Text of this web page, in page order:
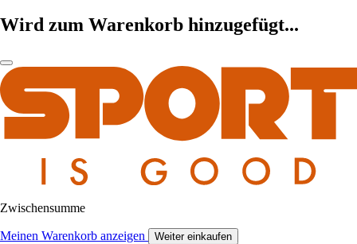
Wird zum Warenkorb hinzugefügt...
Zwischensumme
Meinen Warenkorb anzeigen Weiter einkaufen